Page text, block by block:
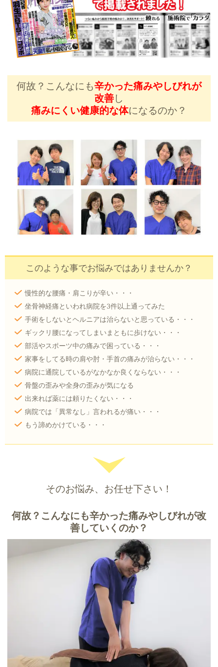
何故？こんなにも辛かった痛みやしびれが
改善し
痛みにくい健康的な体になるのか？
このような事でお悩みではありませんか？
慢性的な腰痛・肩こりが辛い・・・
坐骨神経痛といわれ病院を3件以上通ってみた
手術をしないとヘルニアは治らないと思っている・・・
ギックリ腰になってしまいまともに歩けない・・・
部活やスポーツ中の痛みで困っている・・・
家事をしてる時の肩や肘・手首の痛みが治らない・・・
病院に通院しているがなかなか良くならない・・・
骨盤の歪みや全身の歪みが気になる
出来れば薬には頼りたくない・・・
病院では「異常なし」言われるが痛い・・・
もう諦めかけている・・・
そのお悩み、お任せ下さい！
何故？こんなにも辛かった痛みやしびれが改
善していくのか？